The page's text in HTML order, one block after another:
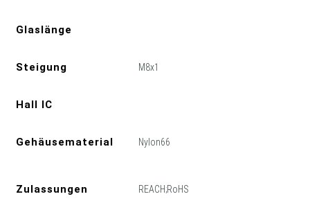
Glaslänge
Steigung M8x1
Hall IC
Gehäusematerial Nylon66
Zulassungen REACH;RoHS